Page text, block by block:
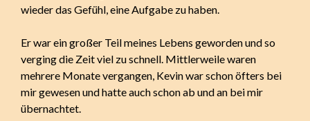
wieder das Gefühl, eine Aufgabe zu haben.
Er war ein großer Teil meines Lebens geworden und so
verging die Zeit viel zu schnell. Mittlerweile waren
mehrere Monate vergangen, Kevin war schon öfters bei
mir gewesen und hatte auch schon ab und an bei mir
übernachtet.